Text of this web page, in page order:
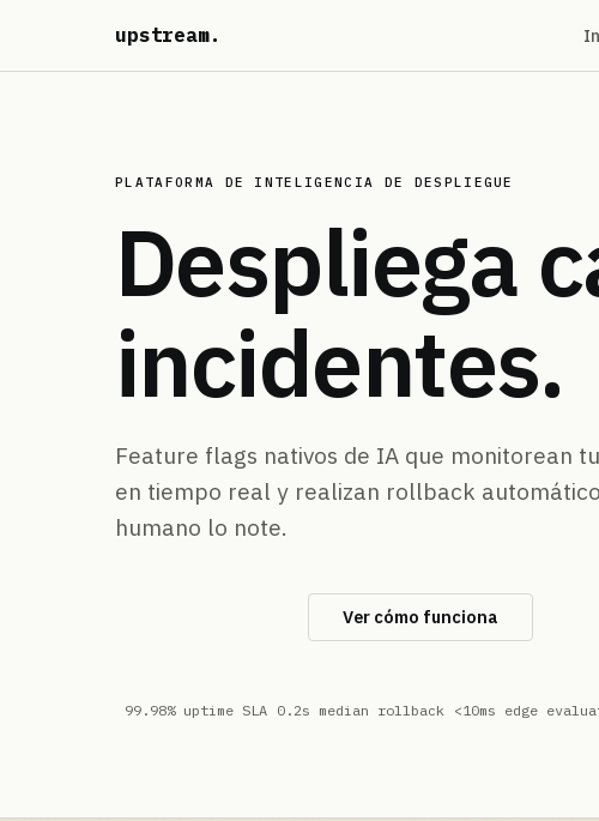
upstream.
PLATAFORMA DE INTELIGENCIA DE DESPLIEGUE
Despliega
incidentes.
Feature flags nativos de IA que monitorean
en tiempo real y realizan rollback
humano lo note.
Ver cómo funciona
99.98% uptime SLA 0.2s median rollback <10ms edge